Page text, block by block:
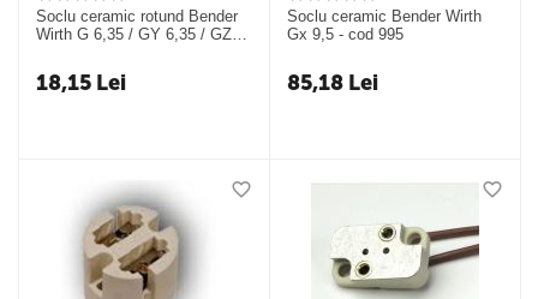
Soclu ceramic rotund Bender
Wirth G 6,35 / GY 6,35 / GZ
18,15 Lei
Soclu ceramic Bender Wirth
Gx 9,5 - cod 995
85,18 Lei